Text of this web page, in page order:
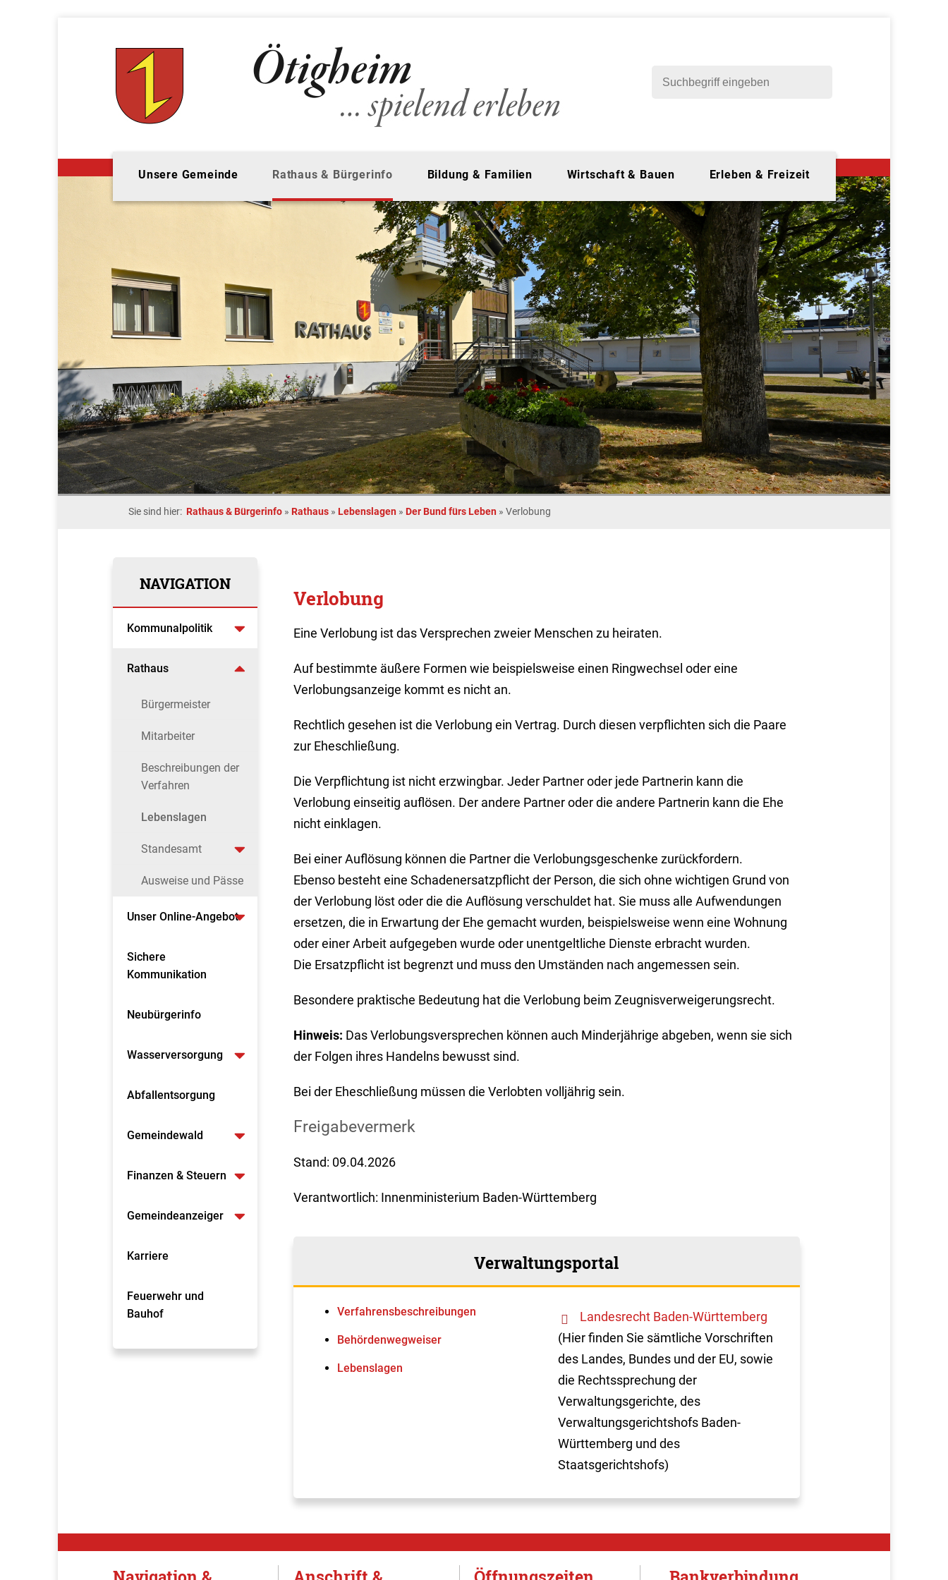
Unsere Gemeinde Rathaus & Bürgerinfo Bildung & Familien Wirtschaft & Bauen Erleben & Freizeit
Sie sind hier: Rathaus & Bürgerinfo » Rathaus » Lebenslagen » Der Bund fürs Leben » Verlobung
NAVIGATION
Kommunalpolitik
Rathaus
Bürgermeister
Mitarbeiter
Beschreibungen der
Verfahren
Lebenslagen
Standesamt
Ausweise und Pässe
Unser Online-Angebot
Sichere
Kommunikation
Neubürgerinfo
Wasserversorgung
Abfallentsorgung
Gemeindewald
Finanzen & Steuern
Gemeindeanzeiger
Karriere
Feuerwehr und
Bauhof
Verlobung
Eine Verlobung ist das Versprechen zweier Menschen zu heiraten.
Auf bestimmte äußere Formen wie beispielsweise einen Ringwechsel oder eine
Verlobungsanzeige kommt es nicht an.
Rechtlich gesehen ist die Verlobung ein Vertrag. Durch diesen verpflichten sich die Paare
zur Eheschließung.
Die Verpflichtung ist nicht erzwingbar. Jeder Partner oder jede Partnerin kann die
Verlobung einseitig auflösen. Der andere Partner oder die andere Partnerin kann die Ehe
nicht einklagen.
Bei einer Auflösung können die Partner die Verlobungsgeschenke zurückfordern.
Ebenso besteht eine Schadenersatzpflicht der Person, die sich ohne wichtigen Grund von
der Verlobung löst oder die die Auflösung verschuldet hat. Sie muss alle Aufwendungen
ersetzen, die in Erwartung der Ehe gemacht wurden, beispielsweise wenn eine Wohnung
oder einer Arbeit aufgegeben wurde oder unentgeltliche Dienste erbracht wurden.
Die Ersatzpflicht ist begrenzt und muss den Umständen nach angemessen sein.
Besondere praktische Bedeutung hat die Verlobung beim Zeugnisverweigerungsrecht.
Hinweis: Das Verlobungsversprechen können auch Minderjährige abgeben, wenn sie sich
der Folgen ihres Handelns bewusst sind.
Bei der Eheschließung müssen die Verlobten volljährig sein.
Freigabevermerk
Stand: 09.04.2026
Verantwortlich: Innenministerium Baden-Württemberg
Verwaltungsportal
Verfahrens­beschreibungen
Behördenwegweiser
Lebenslagen
Landesrecht Baden-Württemberg
(Hier finden Sie sämtliche Vorschriften
des Landes, Bundes und der EU, sowie
die Rechtssprechung der
Verwaltungsgerichte, des
Verwaltungsgerichtshofs Baden-
Württemberg und des
Staatsgerichtshofs)